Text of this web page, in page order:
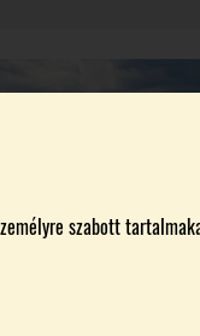
szabott
SZŐLŐBIRTOKA 2026